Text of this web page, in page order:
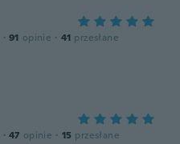
· 91 opinie · 41 przesłane
· 47 opinie · 15 przesłane